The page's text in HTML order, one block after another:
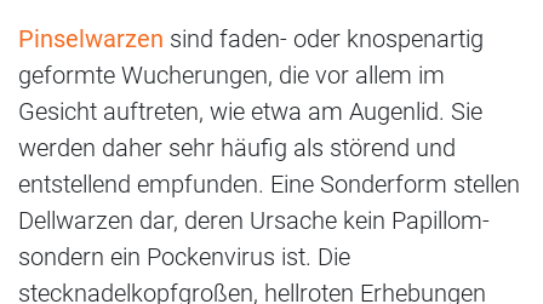
Pinselwarzen sind faden- oder knospenartig
geformte Wucherungen, die vor allem im
Gesicht auftreten, wie etwa am Augenlid. Sie
werden daher sehr häufig als störend und
entstellend empfunden. Eine Sonderform stellen
Dellwarzen dar, deren Ursache kein Papillom-
sondern ein Pockenvirus ist. Die
stecknadelkopfgroßen, hellroten Erhebungen